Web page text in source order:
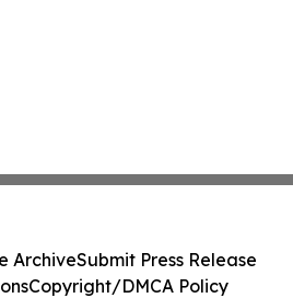
ArchiveSubmit Press Release
Copyright/DMCA Policy